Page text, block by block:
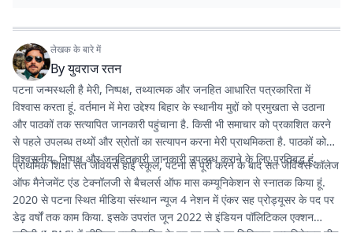
लेखक के बारे में
Byयुवराज रतन
पटना जन्मस्थली है मेरी, निष्पक्ष, तथ्यात्मक और जनहित आधारित पत्रकारिता में
विश्वास करता हूं. वर्तमान में मेरा उद्देश्य बिहार के स्थानीय मुद्दों को प्रमुखता से उठाना
और पाठकों तक सत्यापित जानकारी पहुंचाना है. किसी भी समाचार को प्रकाशित करने
से पहले उपलब्ध तथ्यों और स्रोतों का सत्यापन करना मेरी प्राथमिकता है. पाठकों को
विश्वसनीय, निष्पक्ष और जनहितकारी जानकारी उपलब्ध कराने के लिए प्रतिबद्ध हूं.
प्राथमिक शिक्षा संत जेवियर्स हाई स्कूल, पटना से पूरी करने के बाद संत जेवियर्स कॉलेज
ऑफ मैनेजमेंट एंड टेक्नॉलजी से बैचलर्स ऑफ मास कम्यूनिकेशन से स्नातक किया हूं.
2020 से पटना स्थित मीडिया संस्थान न्यूज 4 नेशन में एंकर सह प्रोड्यूसर के पद पर
डेढ़ वर्षों तक काम किया. इसके उपरांत जून 2022 से इंडियन पॉलिटिकल एक्शन